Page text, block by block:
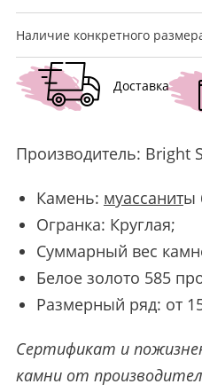
Наличие конкретного
Доставка
Производитель: Bright
Камень: муассаниты
Огранка: Круглая;
Суммарный вес
Белое золото 585
Размерный ряд: от
Сертификат и
камни от